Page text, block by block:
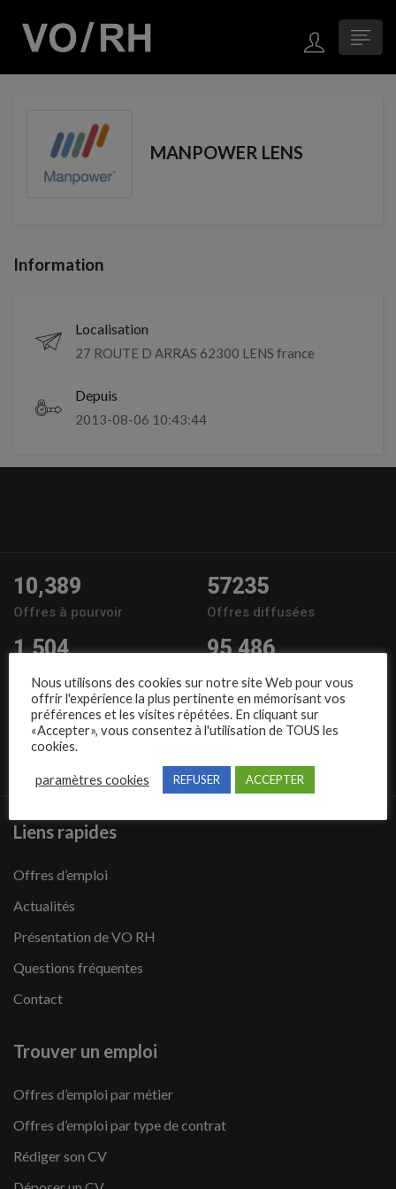
MANPOWER LENS
Information
Localisation
27 ROUTE D ARRAS 62300 LENS france
Depuis
2013-08-06 10:43:44
10,389
Offres à pourvoir
57235
Offres diffusées
1,504
Entreprises
95,486
Candidats
Nous suivre
Liens rapides
Offres d’emploi
Actualités
Présentation de VO RH
Questions fréquentes
Contact
Trouver un emploi
Offres d’emploi par métier
Offres d’emploi par type de contrat
Rédiger son CV
Nous utilisons des cookies sur notre site Web pour vous
offrir l'expérience la plus pertinente en mémorisant vos
préférences et les visites répétées. En cliquant sur
«Accepter», vous consentez à l'utilisation de TOUS les
cookies.
paramètres cookies REFUSER ACCEPTER